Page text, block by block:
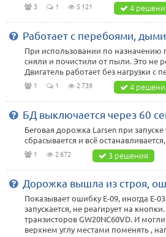
3 1 5 121 4
Работает с перебоями,
При использовании по назначению
сняли и почистили от пыли. Это не
Двигатель работает без нагрузки с
1 1 2 739 4
БД выключается через 60
Беговая дорожка Larsen при запуске
сбрасывается и всё
1 2 672 3 решения
Дорожка вышла из строя,
Показывает ошибку Е-09, иногда Е-
запускается, не реагирует на
транзисторов GW20NC60VD. И
верхнем углу местами поменять ,